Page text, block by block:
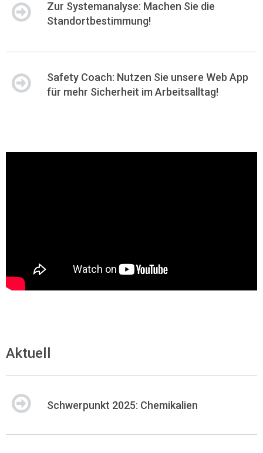
Zur Systemanalyse: Machen Sie die
Standortbestimmung!
Safety Coach: Nutzen Sie unsere Web App
für mehr Sicherheit im Arbeitsalltag!
Aktuell
Schwerpunkt 2025: Chemikalien